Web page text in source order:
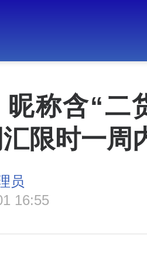
称含“二
限时一周
员
16:55